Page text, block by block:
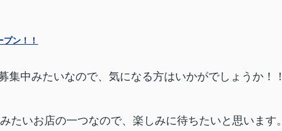
ン！！
集中みたいなので、気になる方はいかがでしょうか！！
いお店の一つなので、楽しみに待ちたいと思います。